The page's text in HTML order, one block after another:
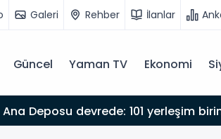
Galeri Rehber İlanlar
Güncel Yaman TV Ekonomi
Deposu devrede: 101 yerleşim